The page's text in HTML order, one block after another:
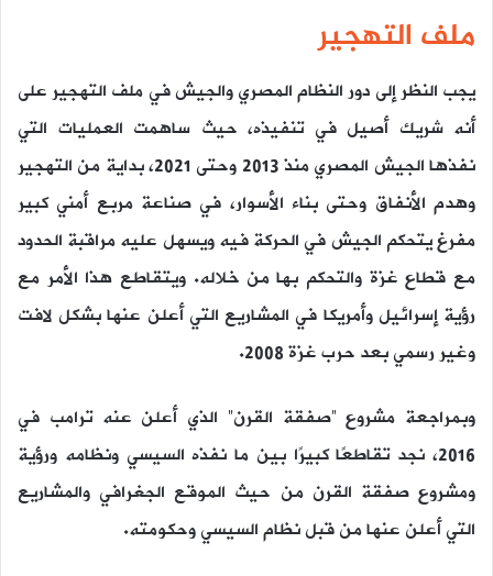
ملف التهجير
يجب النظر إلى دور النظام المصري والجيش في ملف التهجير على
أنه شريك أصيل في تنفيذه، حيث ساهمت العمليات التي
نفذها الجيش المصري منذ 2013 وحتى 2021، بداية من التهجير
وهدم الأنفاق وحتى بناء الأسوار، في صناعة مربع أمني كبير
مفرغ يتحكم الجيش في الحركة فيه ويسهل عليه مراقبة الحدود
مع قطاع غزة والتحكم بها من خلاله. ويتقاطع هذا الأمر مع
رؤية إسرائيل وأمريكا في المشاريع التي أعلن عنها بشكل لافت
وغير رسمي بعد حرب غزة 2008.
وبمراجعة مشروع “صفقة القرن” الذي أعلن عنه ترامب في
2016، نجد تقاطعًا كبيرًا بين ما نفذه السيسي ونظامه ورؤية
ومشروع صفقة القرن من حيث الموقع الجغرافي والمشاريع
التي أعلن عنها من قبل نظام السيسي وحكومته.